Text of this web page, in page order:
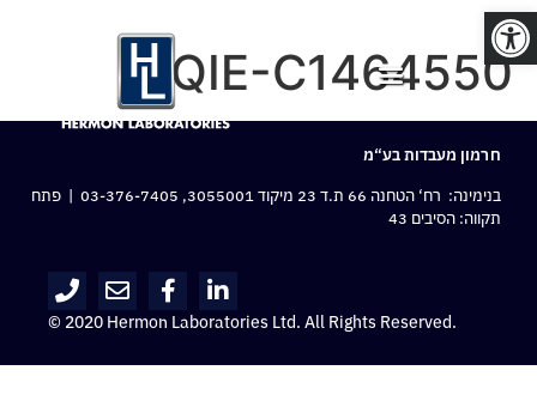
פתח סרגל נגישות
QIE-C1464550
חרמון מעבדות בע“מ
בנימינה: רח‘ הטחנה 66 ת.ד 23 מיקוד 3055001,
03-376-7405 | פתח
תקווה: הסיבים 43
© 2020 Hermon Laboratories Ltd. All Rights Reserved.